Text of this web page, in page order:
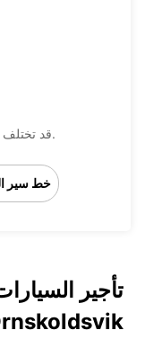
قد تختلف ساعات العمل هذه بسبب العطلات الرسمية.
خط سير
تأجير